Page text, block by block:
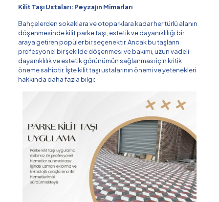
Kilit Taşı Ustaları: Peyzajın Mimarları
Bahçelerden sokaklara ve otoparklara kadar her türlü alanın
döşenmesinde kilit parke taşı, estetik ve dayanıklılığı bir
araya getiren popüler bir seçenektir. Ancak bu taşların
profesyonel bir şekilde döşenmesi ve bakımı, uzun vadeli
dayanıklılık ve estetik görünümün sağlanması için kritik
öneme sahiptir. İşte kilit taşı ustalarının önemi ve yetenekleri
hakkında daha fazla bilgi: